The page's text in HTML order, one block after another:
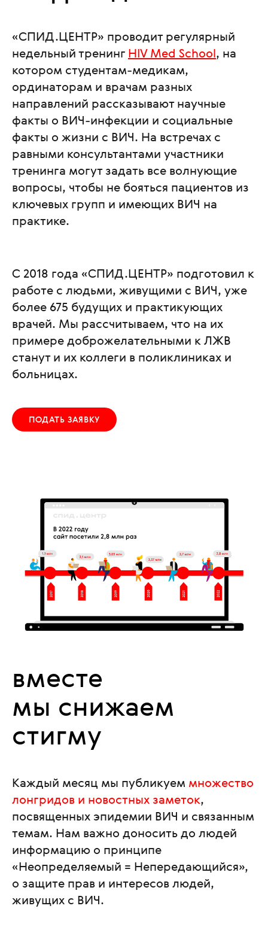
«СПИД.ЦЕНТР» проводит регулярный
недельный тренинг HIV Med School, на
котором студентам-медикам,
ординаторам и врачам разных
направлений рассказывают научные
факты о ВИЧ-инфекции и социальные
факты о жизни с ВИЧ. На встречах с
равными консультантами участники
тренинга могут задать все волнующие
вопросы, чтобы не бояться пациентов из
ключевых групп и имеющих ВИЧ на
практике.
С 2018 года «СПИД.ЦЕНТР» подготовил к
работе с людьми, живущими с ВИЧ, уже
более 675 будущих и практикующих
врачей. Мы рассчитываем, что на их
примере доброжелательными к ЛЖВ
станут и их коллеги в поликлиниках и
больницах.
ПОДАТЬ ЗАЯВКУ
вместе
мы снижаем
стигму
Каждый месяц мы публикуем множество
лонгридов и новостных заметок,
посвященных эпидемии ВИЧ и связанным
темам. Нам важно доносить до людей
информацию о принципе
«Неопределяемый = Непередающийся»,
о защите прав и интересов людей,
живущих с ВИЧ.